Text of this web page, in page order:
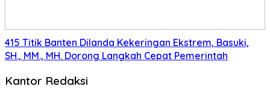
415 Titik Banten Dilanda Kekeringan Ekstrem, Basuki,
SH., MM., MH. Dorong Langkah Cepat Pemerintah
Kantor Redaksi